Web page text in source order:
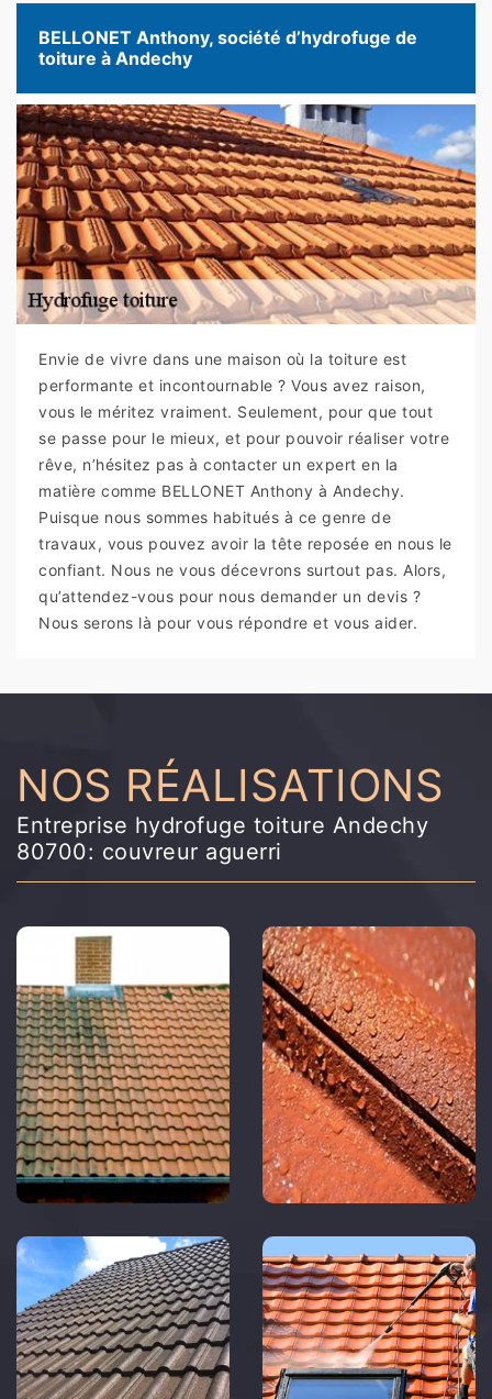
BELLONET Anthony, société d’hydrofuge de
toiture à Andechy
Envie de vivre dans une maison où la toiture est
performante et incontournable ? Vous avez raison,
vous le méritez vraiment. Seulement, pour que tout
se passe pour le mieux, et pour pouvoir réaliser votre
rêve, n’hésitez pas à contacter un expert en la
matière comme BELLONET Anthony à Andechy.
Puisque nous sommes habitués à ce genre de
travaux, vous pouvez avoir la tête reposée en nous le
confiant. Nous ne vous décevrons surtout pas. Alors,
qu’attendez-vous pour nous demander un devis ?
Nous serons là pour vous répondre et vous aider.
NOS RÉALISATIONS
Entreprise hydrofuge toiture Andechy
80700: couvreur aguerri